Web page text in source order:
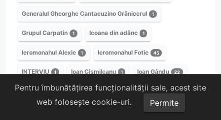
Generalul Gheorghe Cantacuzino Grănicerul 1
Grupul Carpatin 1 Icoana din adânc 1
Ieromonahul Alexie 1 Ieromonahul Fotie 45
INTERVIU 1 Ioan Cișmileanu 1 Ioan Gându 22
Ioan Lăcătușu 1 Ion Coja 1 Ion Ștefan 2
Pentru îmbunătățirea funcționalității sale, acest site
web folosește cookie-uri.
Permite